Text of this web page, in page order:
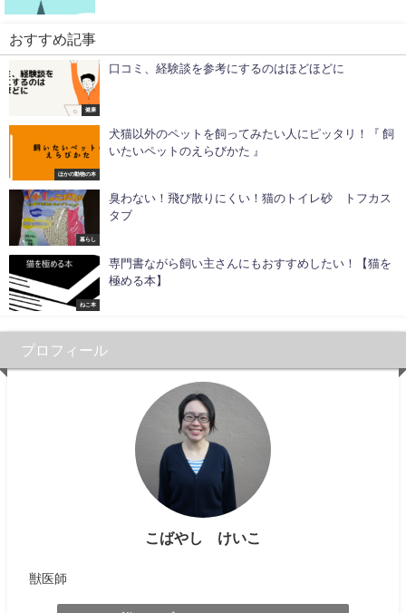
おすすめ記事
健康
口コミ、経験談を参考にするのはほどほどに
ほかの動物の本
犬猫以外のペットを飼ってみたい人にピッタリ！『 飼
いたいペットのえらびかた 』
暮らし
臭わない！飛び散りにくい！猫のトイレ砂 トフカス
タブ
ねこ本
専門書ながら飼い主さんにもおすすめしたい！【猫を
極める本】
プロフィール
こばやし けいこ
獣医師